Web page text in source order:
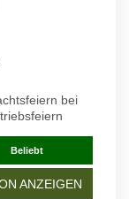
bei
Beliebt
ANZEIGEN